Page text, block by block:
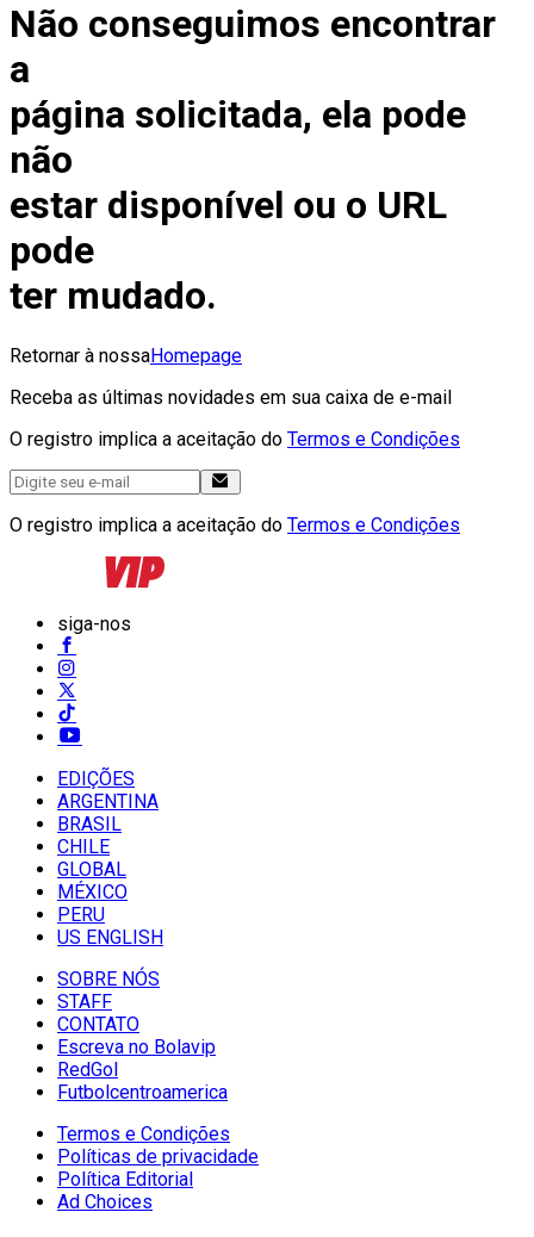
Não conseguimos encontrar
a
página solicitada, ela pode
não
estar disponível ou o URL
pode
ter mudado.
Retornar à nossaHomepage
Receba as últimas novidades em sua caixa de e-mail
O registro implica a aceitação do Termos e Condições
O registro implica a aceitação do Termos e Condições
siga-nos
EDIÇÕES
ARGENTINA
BRASIL
CHILE
GLOBAL
MÉXICO
PERU
US ENGLISH
SOBRE NÓS
STAFF
CONTATO
Escreva no Bolavip
RedGol
Futbolcentroamerica
Termos e Condições
Políticas de privacidade
Política Editorial
Ad Choices